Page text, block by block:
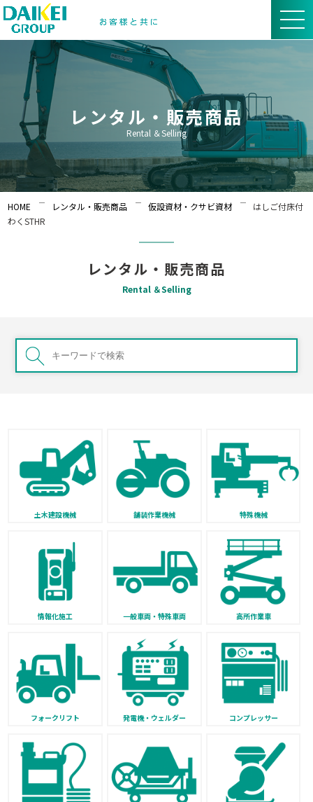
レンタル・販売商品
Rental ＆Selling
HOME レンタル・販売商品 仮設資材・クサビ資材
はしご付床付
わくSTHR
レンタル・販売商品
Rental ＆Selling
土木建設機械 舗装作業機械 特殊機械
情報化施工 一般車両・特殊車両 高所作業車
フォークリフト 発電機・ウェルダー コンプレッサー